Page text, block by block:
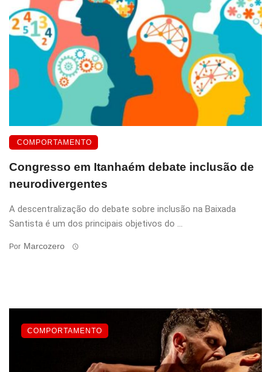
COMPORTAMENTO
Congresso em Itanhaém debate inclusão de
neurodivergentes
A descentralização do debate sobre inclusão na Baixada
Santista é um dos principais objetivos do ...
Por Marcozero
COMPORTAMENTO